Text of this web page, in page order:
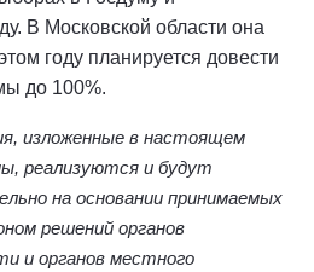
В Московской области она
году планируется довести
до 100%.
изложенные в настоящем
реализуются и будут
на основании принимаемых
решений органов
и органов местного